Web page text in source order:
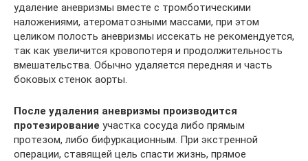
удаление аневризмы вместе с тромботическими
наложениями, атероматозными массами, при этом
целиком полость аневризмы иссекать не рекомендуется,
так как увеличится кровопотеря и продолжительность
вмешательства. Обычно удаляется передняя и часть
боковых стенок аорты.
После удаления аневризмы производится
протезирование участка сосуда либо прямым
протезом, либо бифуркационным. При экстренной
операции, ставящей цель спасти жизнь, прямое